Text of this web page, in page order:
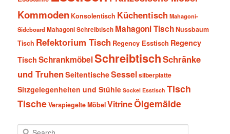
Kommoden Konsolentisch Küchentisch Mahagoni-
SideboardMahagoni Schreibtisch Mahagoni TischNussbaum
Tisch Refektorium Tisch Regency Esstisch Regency
Tisch SchrankmöbelSchreibtischSchränke
und TruhenSeitentischeSesselsilberplatte
Sitzgelegenheiten und Stühle Sockel Esstisch Tisch
TischeVerspiegelte MöbelVitrineÖlgemälde